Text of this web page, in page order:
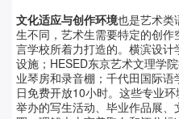
文化适应与创作环境也是艺术类
生不同，艺术生需要特定的创
言学校所着力打造的。横滨设计
设施； HESED东京艺术文理学
业琴房和录音棚；千代田国际
日免费开放10小时。这些专业
举办的写生活动、毕业作品展